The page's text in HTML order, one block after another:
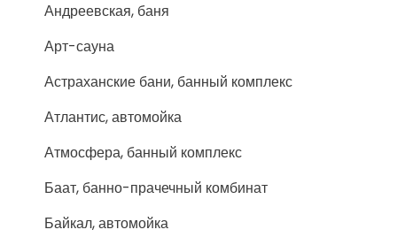
Андреевская, баня
Арт-сауна
Астраханские бани, банный комплекс
Атлантис, автомойка
Атмосфера, банный комплекс
Баат, банно-прачечный комбинат
Байкал, автомойка